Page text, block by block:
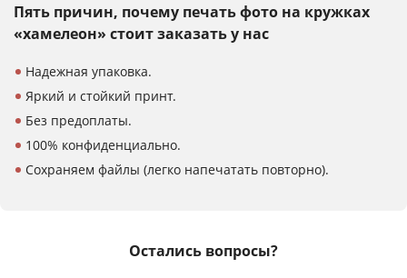
Пять причин, почему печатьфото на кружках
«хамелеон» стоит заказать у нас
Надежная упаковка.
Яркий и стойкий принт.
Без предоплаты.
100% конфиденциально.
Сохраняем файлы (легко напечатать повторно).
Остались вопросы?